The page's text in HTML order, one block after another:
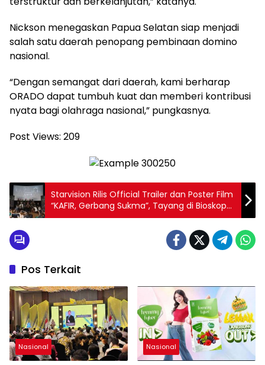
Nickson menegaskan Papua Selatan siap menjadi
salah satu daerah penopang pembinaan domino
nasional.
“Dengan semangat dari daerah, kami berharap
ORADO dapat tumbuh kuat dan memberi kontribusi
nyata bagi olahraga nasional,” pungkasnya.
Post Views: 209
Starvision Rilis Official Trailer dan Poster Film
“KAFIR, Gerbang Sukma”, Tayang di Bioskop
29 Januari 2026
Pos Terkait
Nasional Nasional